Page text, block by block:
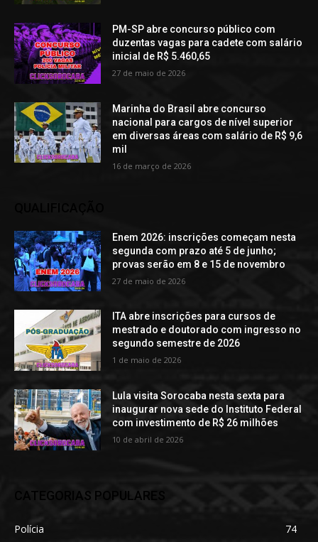
PM-SP abre concurso público com
duzentas vagas para cadete com salário
inicial de R$ 5.460,65
27 de maio de 2026
Marinha do Brasil abre concurso
nacional para cargos de nível superior
em diversas áreas com salário de R$ 9,6
mil
16 de março de 2026
Enem 2026: inscrições começam nesta
segunda com prazo até 5 de junho;
provas serão em 8 e 15 de novembro
27 de maio de 2026
ITA abre inscrições para cursos de
mestrado e doutorado com ingresso no
segundo semestre de 2026
1 de maio de 2026
Lula visita Sorocaba nesta sexta para
inaugurar nova sede do Instituto Federal
com investimento de R$ 26 milhões
10 de abril de 2026
CATEGORIAS POPULARES
Polícia
74